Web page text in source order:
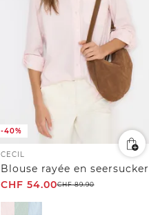
-40%
CECIL
Blouse rayée en seersucker
CHF 54.00CHF89.90